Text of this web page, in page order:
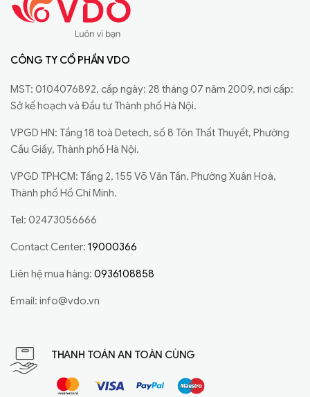
CÔNG TY CỔ PHẦN VDO
MST: 0104076892, cấp ngày: 28 tháng 07 năm 2009, nơi cấp:
Sở kế hoạch và Đầu tư Thành phố Hà Nội.
VPGD HN: Tầng 18 toà Detech, số 8 Tôn Thất Thuyết, Phường
Cầu Giấy, Thành phố Hà Nội.
VPGD TPHCM: Tầng 2, 155 Võ Văn Tần, Phường Xuân Hoà,
Thành phố Hồ Chí Minh.
Tel: 02473056666
Contact Center: 19000366
Liên hệ mua hàng: 0936108858
Email: info@vdo.vn
THANH TOÁN AN TOÀN CÙNG